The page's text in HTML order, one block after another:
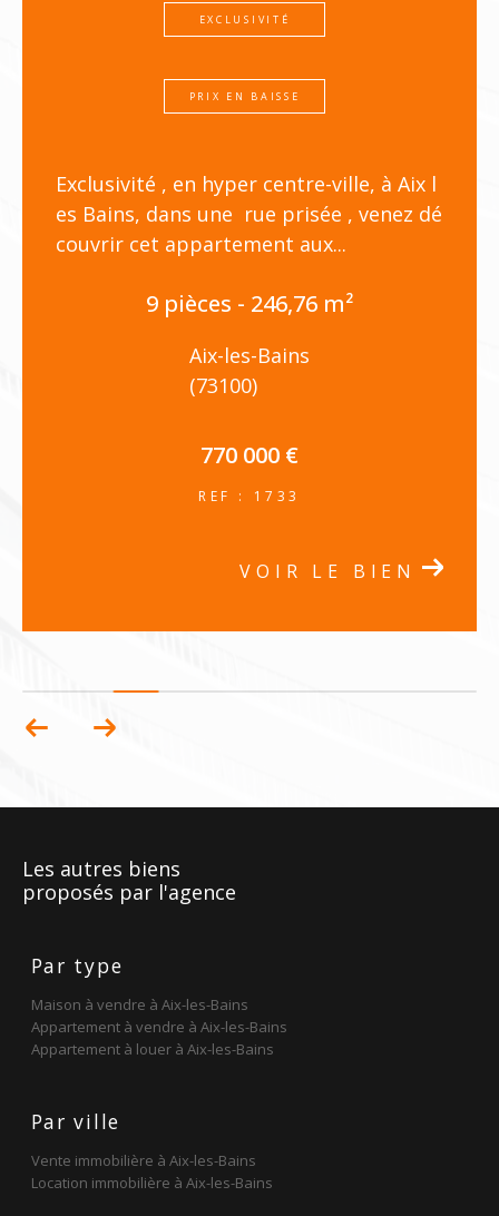
PRIX EN BAISSE
Vous ne serez pas encore arrivés à desti
e...
6 pièces - 156,77 m²
Pugny-Chatenod
REF : 1803
Maison à vendre à Aix-les-Bains
Appartement à vendre à Aix-les-Bains
Appartement à louer à Aix-les-Bains
Vente immobilière à Aix-les-Bains
Location immobilière à Aix-les-Bains